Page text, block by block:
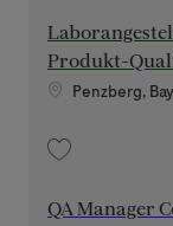
Produkt-
Standort
Penzberg,
QA Manager